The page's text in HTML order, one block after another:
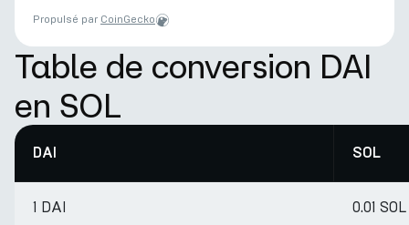
Propulsé par CoinGecko
Table de conversion DAI
en SOL
DAI SOL
1 DAI 0.01 SOL